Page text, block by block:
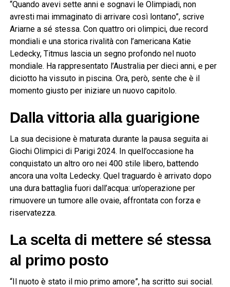
“Quando avevi sette anni e sognavi le Olimpiadi, non
avresti mai immaginato di arrivare così lontano”, scrive
Ariarne a sé stessa. Con quattro ori olimpici, due record
mondiali e una storica rivalità con l’americana Katie
Ledecky, Titmus lascia un segno profondo nel nuoto
mondiale. Ha rappresentato l’Australia per dieci anni, e per
diciotto ha vissuto in piscina. Ora, però, sente che è il
momento giusto per iniziare un nuovo capitolo.
Dalla vittoria alla guarigione
La sua decisione è maturata durante la pausa seguita ai
Giochi Olimpici di Parigi 2024. In quell’occasione ha
conquistato un altro oro nei 400 stile libero, battendo
ancora una volta Ledecky. Quel traguardo è arrivato dopo
una dura battaglia fuori dall’acqua: un’operazione per
rimuovere un tumore alle ovaie, affrontata con forza e
riservatezza.
La scelta di mettere sé stessa
al primo posto
“Il nuoto è stato il mio primo amore”, ha scritto sui social.